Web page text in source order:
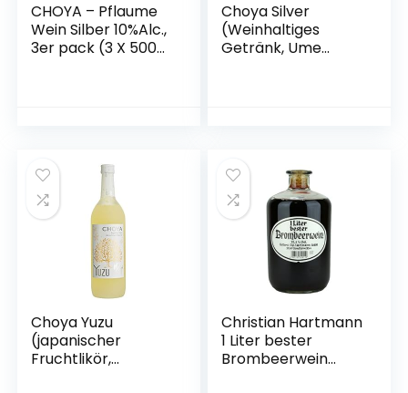
CHOYA – Pflaume
Wein Silber 10%Alc.,
3er pack (3 X 500
Choya Silver
(Weinhaltiges
Getränk, Ume
Choya Yuzu
(japanischer
Fruchtlikör,
Christian Hartmann
1 Liter bester
Brombeerwein